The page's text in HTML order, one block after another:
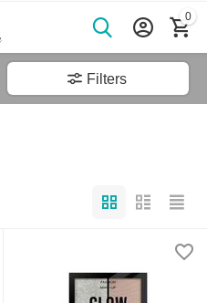
0
Filters